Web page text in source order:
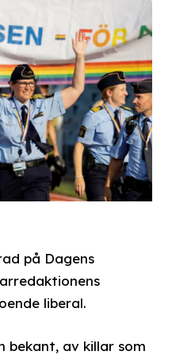
på Dagens
liberal.
bekant, av killar som